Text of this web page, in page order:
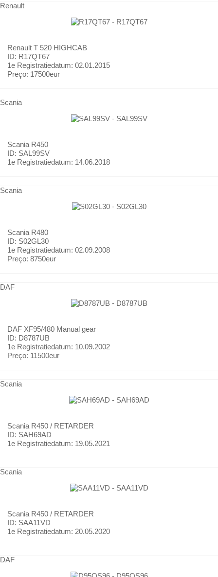
Renault
Renault T 520 HIGHCAB
ID: R17QT67
1e Registratiedatum: 02.01.2015
Preço: 17500eur
Scania
Scania R450
ID: SAL99SV
1e Registratiedatum: 14.06.2018
Scania
Scania R480
ID: S02GL30
1e Registratiedatum: 02.09.2008
Preço: 8750eur
DAF
DAF XF95/480 Manual gear
ID: D8787UB
1e Registratiedatum: 10.09.2002
Preço: 11500eur
Scania
Scania R450 / RETARDER
ID: SAH69AD
1e Registratiedatum: 19.05.2021
Scania
Scania R450 / RETARDER
ID: SAA11VD
1e Registratiedatum: 20.05.2020
DAF